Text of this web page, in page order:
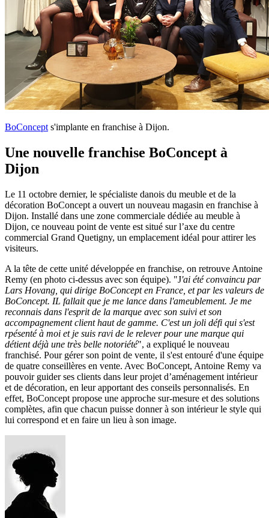
BoConcepts'implante en franchise à Dijon.
Une nouvelle franchise BoConcept à
Dijon
Le 11 octobre dernier, le spécialiste danois du meuble et de la
décoration BoConcept a ouvert un nouveau magasin en franchise à
Dijon. Installé dans une zone commerciale dédiée au meuble à
Dijon, ce nouveau point de vente est situé sur l’axe du centre
commercial Grand Quetigny, un emplacement idéal pour attirer les
visiteurs.
A la tête de cette unité développée en franchise, on retrouve Antoine
Remy (en photo ci-dessus avec son équipe). "J'ai été convaincu par
Lars Hovang, qui dirige BoConcept en France, et par les valeurs de
BoConcept. IL fallait que je me lance dans l'ameublement. Je me
reconnais dans l'esprit de la marque avec son suivi et son
accompagnement client haut de gamme. C'est un joli défi qui s'est
rpésenté à moi et je suis ravi de le relever pour une marque qui
détient déjà une très belle notoriété", a expliqué le nouveau
franchisé. Pour gérer son point de vente, il s'est entouré d'une équipe
de quatre conseillères en vente. Avec BoConcept, Antoine Remy va
pouvoir guider ses clients dans leur projet d’aménagement intérieur
et de décoration, en leur apportant des conseils personnalisés. En
effet, BoConcept propose une approche sur-mesure et des solutions
complètes, afin que chacun puisse donner à son intérieur le style qui
lui correspond et en faire un lieu à son image.